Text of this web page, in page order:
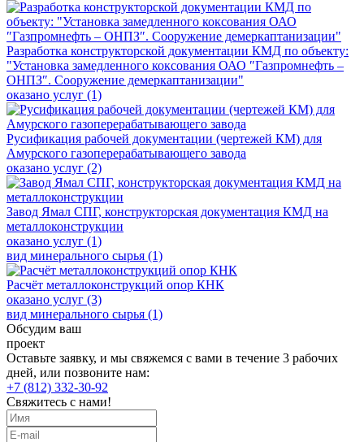
Разработка конструкторской документации КМД по объекту:
"Установка замедленного коксования ОАО ″Газпромнефть –
ОНПЗ″. Сооружение демеркаптанизации"
оказано услуг (1)
Русификация рабочей документации (чертежей КМ) для
Амурского газоперерабатывающего завода
оказано услуг (2)
Завод Ямал СПГ, конструкторская документация КМД на
металлоконструкции
оказано услуг (1)
вид минерального сырья (1)
Расчёт металлоконструкций опор КНК
оказано услуг (3)
вид минерального сырья (1)
Обсудим ваш
проект
Оставьте заявку, и мы свяжемся с вами в течение 3 рабочих
дней, или позвоните нам:
+7 (812) 332-30-92
Свяжитесь с нами!